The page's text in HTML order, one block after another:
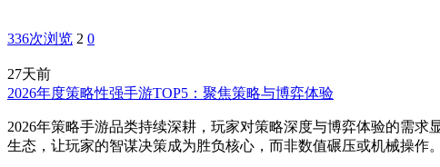
336次浏览 2 0
27天前
2026年度策略性强手游TOP5：聚焦策略与博弈体验
2026年策略手游品类持续深耕，玩家对策略深度与博弈体验的需
生态，让玩家的智谋决策成为胜负核心，而非数值碾压或机械操作